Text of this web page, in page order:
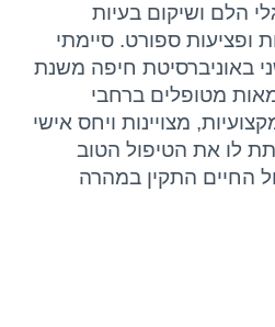
הלם ושיקום בעיות
ופציעות ספורט. סיימתי
באוניברסיטת חיפה משנת
במאות מטופלים ברחבי
מצויינות ויחס אישי
לו את הטיפול הטוב
החיים התקין במהרה